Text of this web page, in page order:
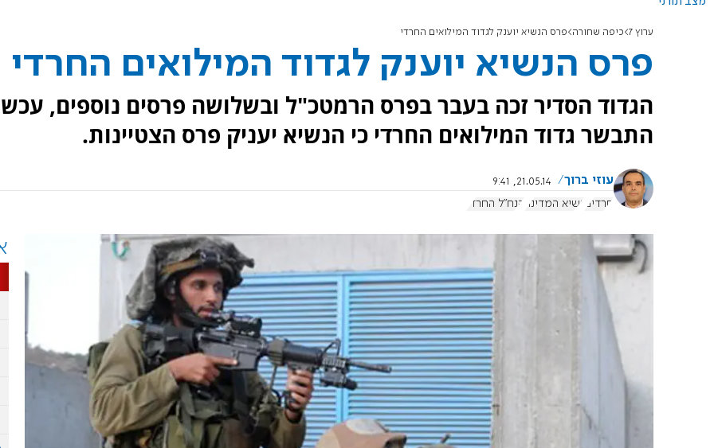
ערוץ 7 כיפה שחורה פרס הנשיא יוענק לגדוד המילואים החרדי
פרס הנשיא יוענק לגדוד המילואים החרדי
הגדוד הסדיר זכה בעבר בפרס הרמטכ"ל ובשלושה פרסים נוספים,
התבשר גדוד המילואים החרדי כי הנשיא יעניק פרס הצטיינות.
עוזי ברוך
21.05.14, 9:41
חרדים נשיא המדינה הנח"ל החרדי